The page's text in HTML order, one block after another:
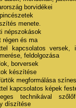
borvidékei
menete.
népszokások
régen és ma
kapcsolatos versek,
feldolgozása
borversek
készítése
megformálása
kapcsolatos képek
technikával
díszítése